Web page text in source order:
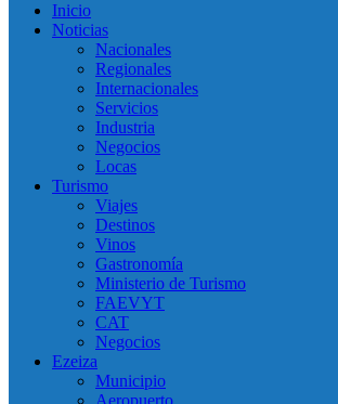
Inicio
Noticias
Nacionales
Regionales
Internacionales
Servicios
Industria
Negocios
Locas
Turismo
Viajes
Destinos
Vinos
Gastronomía
Ministerio de Turismo
FAEVYT
CAT
Negocios
Ezeiza
Municipio
Aeropuerto